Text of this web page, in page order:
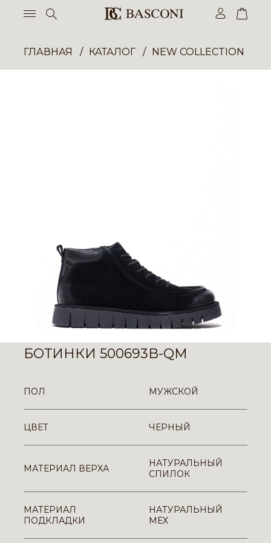
ГЛАВНАЯ КАТАЛОГ NEW COLLECTION
БОТИНКИ 500693B-QM
ПОЛ МУЖСКОЙ
ЦВЕТ ЧЕРНЫЙ
МАТЕРИАЛ ВЕРХА
НАТУРАЛЬНЫЙ
СПИЛОК
МАТЕРИАЛ
ПОДКЛАДКИ
НАТУРАЛЬНЫЙ
МЕХ